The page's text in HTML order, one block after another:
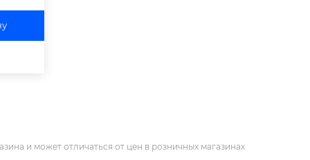
и может отличаться от цен в розничных магазинах